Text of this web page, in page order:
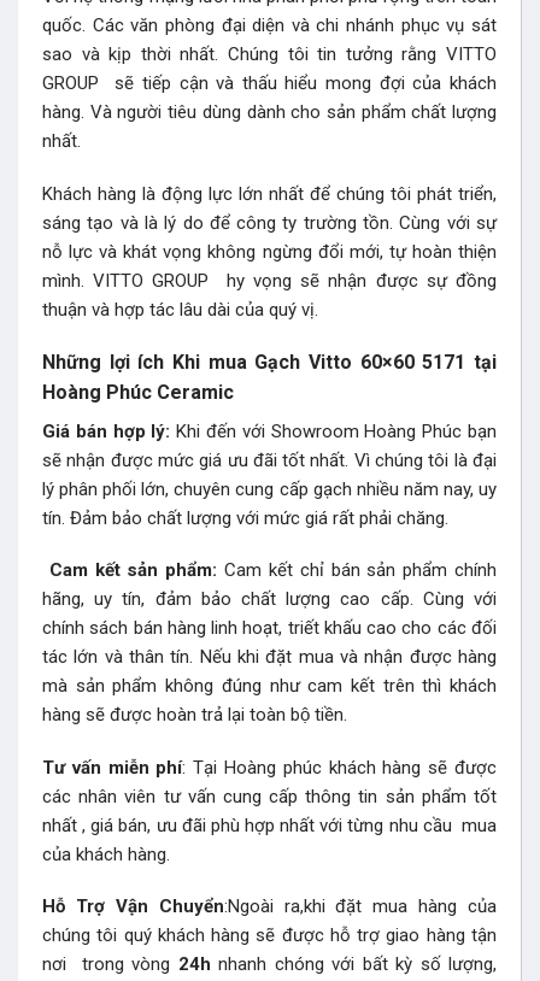
quốc. Các văn phòng đại diện và chi nhánh phục vụ sát
sao và kịp thời nhất. Chúng tôi tin tưởng rằng VITTO
GROUP sẽ tiếp cận và thấu hiểu mong đợi của khách
hàng. Và người tiêu dùng dành cho sản phẩm chất lượng
nhất.
Khách hàng là động lực lớn nhất để chúng tôi phát triển,
sáng tạo và là lý do để công ty trường tồn. Cùng với sự
nỗ lực và khát vọng không ngừng đổi mới, tự hoàn thiện
mình. VITTO GROUP hy vọng sẽ nhận được sự đồng
thuận và hợp tác lâu dài của quý vị.
Những lợi ích Khi mua Gạch Vitto 60×60 5171 tại
Hoàng Phúc Ceramic
Giá bán hợp lý:Khi đến với Showroom Hoàng Phúc bạn
sẽ nhận được mức giá ưu đãi tốt nhất. Vì chúng tôi là đại
lý phân phối lớn, chuyên cung cấp gạch nhiều năm nay, uy
tín. Đảm bảo chất lượng với mức giá rất phải chăng.
Cam kết sản phẩm: Cam kết chỉ bán sản phẩm chính
hãng, uy tín, đảm bảo chất lượng cao cấp. Cùng với
chính sách bán hàng linh hoạt, triết khấu cao cho các đối
tác lớn và thân tín. Nếu khi đặt mua và nhận được hàng
mà sản phẩm không đúng như cam kết trên thì khách
hàng sẽ được hoàn trả lại toàn bộ tiền.
Tư vấn miễn phí: Tại Hoàng phúc khách hàng sẽ được
các nhân viên tư vấn cung cấp thông tin sản phẩm tốt
nhất , giá bán, ưu đãi phù hợp nhất với từng nhu cầu mua
của khách hàng.
Hỗ Trợ Vận Chuyển:Ngoài ra,khi đặt mua hàng của
chúng tôi quý khách hàng sẽ được hỗ trợ giao hàng tận
nơi trong vòng 24h nhanh chóng với bất kỳ số lượng,